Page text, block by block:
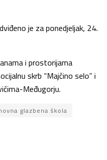
je za ponedjeljak, 24.
i prostorijama
skrb “Majčino selo” i
Međugorju.
glazbena škola